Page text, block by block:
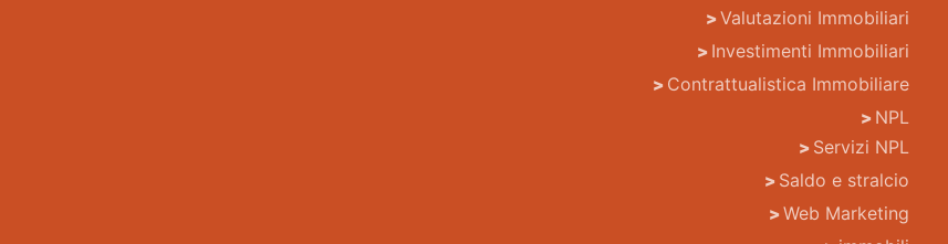
Valutazioni Immobiliari
Investimenti Immobiliari
Contrattualistica Immobiliare
NPL
Servizi NPL
Saldo e stralcio
Web Marketing